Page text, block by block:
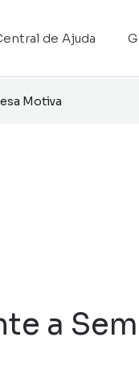
de Ajuda
Motiva
a